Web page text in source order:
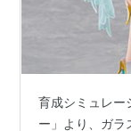
育成シミュレー
ー」より、ガラ